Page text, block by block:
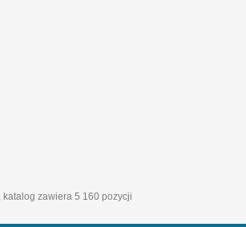
zawiera 5 160 pozycji